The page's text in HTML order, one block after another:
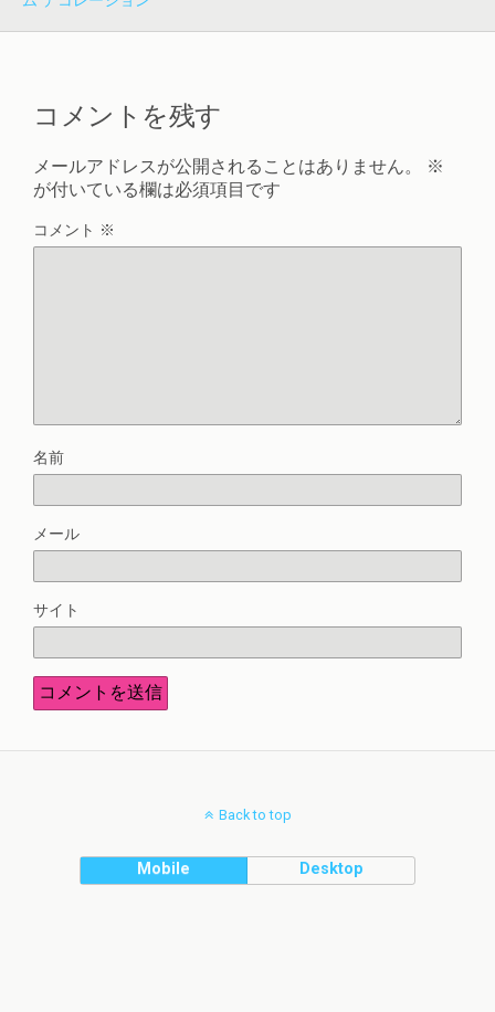
コメントを残す
メールアドレスが公開されることはありません。
※
が付いている欄は必須項目です
コメント ※
名前
メール
サイト
Back to top
Mobile Desktop